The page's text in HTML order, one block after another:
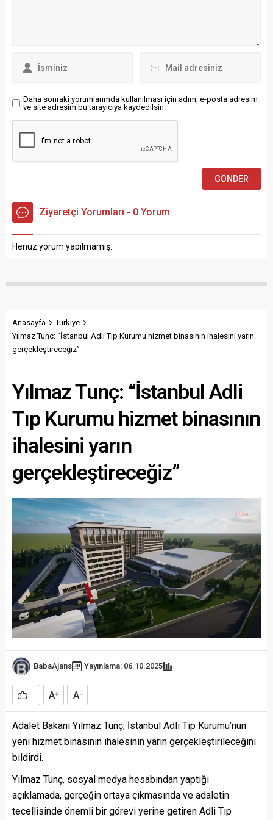
arasındaki ilişkileri, birçok...
Planlama Grubu’nun
nedeniyle Ankara’da
bulunan Özbekistan Dışişleri
Bakanı Bahtiyar Saidov,
Daha sonraki yorumlarımda kullanılması için adım, e-posta adresim
ve site adresim bu tarayıcıya kaydedilsin.
Ziyaretçi Yorumları - 0 Yorum
Henüz yorum yapılmamış.
Anasayfa
Türkiye
Yılmaz Tunç: “İstanbul Adli Tıp Kurumu hizmet binasının ihalesini yarın
gerçekleştireceğiz”
Yılmaz Tunç: “İstanbul Adli
Tıp Kurumu hizmet binasının
ihalesini yarın
gerçekleştireceğiz”
BabaAjans Yayınlama: 06.10.2025
A+ A-
Adalet Bakanı Yılmaz Tunç, İstanbul Adli Tıp Kurumu’nun
yeni hizmet binasının ihalesinin yarın gerçekleştirileceğini
bildirdi.
Yılmaz Tunç, sosyal medya hesabından yaptığı
açıklamada, gerçeğin ortaya çıkmasında ve adaletin
tecellisinde önemli bir görevi yerine getiren Adli Tıp